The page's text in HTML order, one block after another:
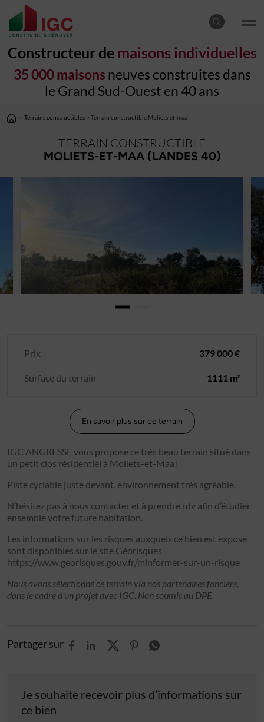
Constructeur de maisons individuelles
35 000 maisons neuves construites dans
le Grand Sud-Ouest en 40 ans
> Terrains constructibles > Terrain constructible Moliets-et-maa
TERRAIN CONSTRUCTIBLE
MOLIETS-ET-MAA (LANDES 40)
Prix 379 000 €
Surface du terrain 1111 m²
En savoir plus sur ce terrain
IGC ANGRESSE vous propose ce très beau terrain situé dans
un petit clos résidentiel à Moliets-et-Maa!
Piste cyclable juste devant, environnement très agréable.
N’hésitez pas à nous contacter et à prendre rdv afin d’étudier
ensemble votre future habitation.
Les informations sur les risques auxquels ce bien est exposé
sont disponibles sur le site Géorisques
https://www.georisques.gouv.fr/minformer-sur-un-risque
Nous avons sélectionné ce terrain via nos partenaires fonciers,
dans le cadre d’un projet avec IGC. Non soumis au DPE.
Partager sur
Je souhaite recevoir plus d’informations sur
ce bien